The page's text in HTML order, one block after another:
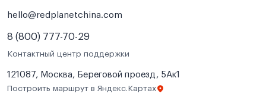
hello@redplanetchina.com
8 (800) 777-70-29
Контактный центр поддержки
121087, Москва, Береговой проезд, 5Ак1
Построить маршрут в Яндекс.Картах